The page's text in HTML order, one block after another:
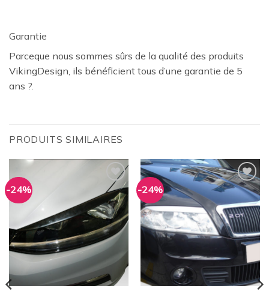
Garantie
Parceque nous sommes sûrs de la qualité des produits
VikingDesign, ils bénéficient tous d’une garantie de 5
ans ?.
PRODUITS SIMILAIRES
-24%
Ajouter
à la
wishlist
-24%
Ajouter
à la
wishlist